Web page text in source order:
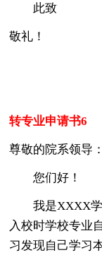
此致
敬礼！
转专业申请书6
尊敬的院系领导：
您们好！
我是XXXX学
入校时学校专业
习发现自己学习